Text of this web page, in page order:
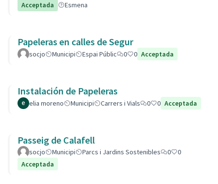
Acceptada
Esmena
Papeleras en calles de Segur
socjo Municipi Espai Públic 0 0 Acceptada
Instalación de Papeleras
elia moreno Municipi Carrers i Vials 0 0 Acceptada
Passeig de Calafell
socjo Municipi Parcs i Jardins Sostenibles 0
0
Acceptada